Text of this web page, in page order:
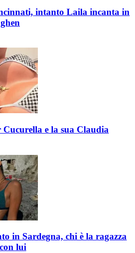
intanto Laila incanta in
Cucurella e la sua Claudia
in Sardegna, chi è la ragazza
lui